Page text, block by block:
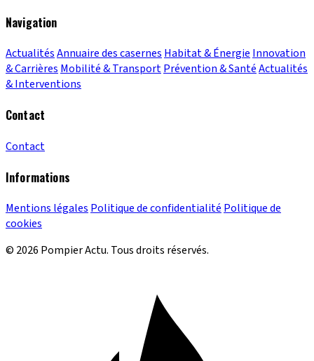
Navigation
ActualitésAnnuaire des casernes Habitat & Énergie Innovation
& Carrières Mobilité & TransportPrévention & SantéActualités
& Interventions
Contact
Contact
Informations
Mentions légales Politique de confidentialité Politique de
cookies
© 2026 Pompier Actu. Tous droits réservés.